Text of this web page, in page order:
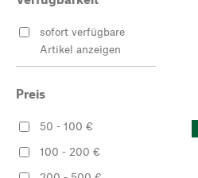
sofort verfügbare
Artikel anzeigen
Preis
50 - 100 €
100 - 200 €